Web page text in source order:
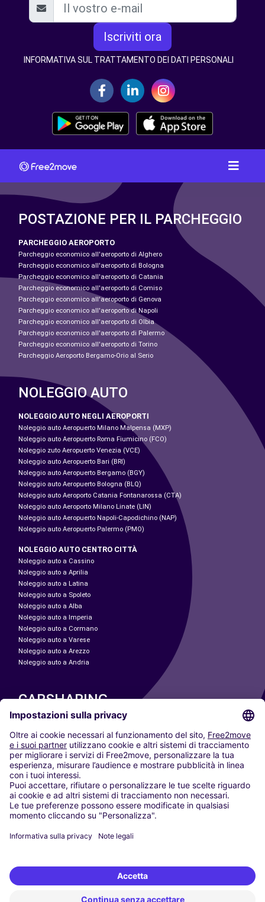
Iscriviti ora
INFORMATIVA SUL TRATTAMENTO DEI DATI PERSONALI
POSTAZIONE PER IL PARCHEGGIO
PARCHEGGIO AEROPORTO
Parcheggio economico all'aeroporto di Alghero
Parcheggio economico all'aeroporto di Bologna
Parcheggio economico all'aeroporto di Catania
Parcheggio economico all'aeroporto di Comiso
Parcheggio economico all'aeroporto di Genova
Parcheggio economico all'aeroporto di Napoli
Parcheggio economico all'aeroporto di Olbia
Parcheggio economico all'aeroporto di Palermo
Parcheggio economico all'aeroporto di Torino
Parcheggio Aeroporto Bergamo-Orio al Serio
NOLEGGIO AUTO
NOLEGGIO AUTO NEGLI AEROPORTI
Noleggio auto Aeropuerto Milano Malpensa (MXP)
Noleggio auto Aeropuerto Roma Fiumicino (FCO)
Noleggio zuto Aeropuerto Venezia (VCE)
Noleggio auto Aeropuerto Bari (BRI)
Noleggio auto Aeropuerto Bergamo (BGY)
Noleggio auto Aeropuerto Bologna (BLQ)
Noleggio auto Aeroporto Catania Fontanarossa (CTA)
Noleggio auto Aeroporto Milano Linate (LIN)
Noleggio auto Aeropuerto Napoli-Capodichino (NAP)
Noleggio auto Aeropuerto Palermo (PMO)
NOLEGGIO AUTO CENTRO CITTÀ
Noleggio auto a Cassino
Noleggio auto a Aprilia
Noleggio auto a Latina
Noleggio auto a Spoleto
Noleggio auto a Alba
Noleggio auto a Imperia
Noleggio auto a Cormano
Noleggio auto a Varese
Noleggio auto a Arezzo
Noleggio auto a Andria
CARSHARING
LE NOSTRE CITTÀ
Paris
Madrid
Washington DC
Milano
Roma
Torino
Vienna
Berlino
Düsseldorf